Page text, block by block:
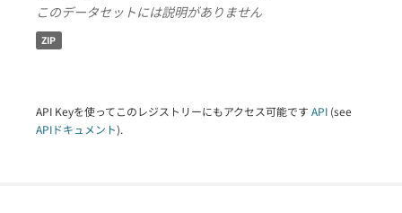
このデータセットには説明がありません
ZIP
API Keyを使ってこのレジストリーにもアクセス可能です API (see
APIドキュメント).